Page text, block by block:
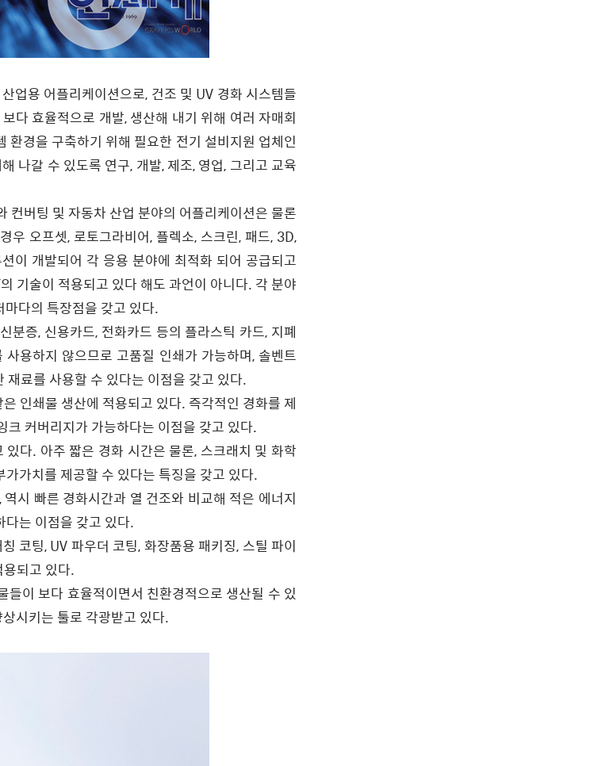
업용 어플리케이션으로, 건조 및 UV 경화 시스템들
다 효율적으로 개발, 생산해 내기 위해 여러 자매회
경을 구축하기 위해 필요한 전기 설비지원 업체인
나갈 수 있도록 연구, 개발, 제조, 영업, 그리고 교육
컨버팅 및 자동차 산업 분야의 어플리케이션은 물론
오프셋, 로토그라비어, 플렉소, 스크린, 패드, 3D,
이 개발되어 각 응용 분야에 최적화 되어 공급되고
기술이 적용되고 있다 해도 과언이 아니다. 각 분야
다의 특장점을 갖고 있다.
분증, 신용카드, 전화카드 등의 플라스틱 카드, 지폐
용하지 않으므로 고품질 인쇄가 가능하며, 솔벤트
료를 사용할 수 있다는 이점을 갖고 있다.
인쇄물 생산에 적용되고 있다. 즉각적인 경화를 제
크 커버리지가 가능하다는 이점을 갖고 있다.
다. 아주 짧은 경화 시간은 물론, 스크래치 및 화학
가치를 제공할 수 있다는 특징을 갖고 있다.
시 빠른 경화시간과 열 건조와 비교해 적은 에너지
는 이점을 갖고 있다.
코팅, UV 파우더 코팅, 화장품용 패키징, 스틸 파이
되고 있다.
이 보다 효율적이면서 친환경적으로 생산될 수 있
시키는 툴로 각광받고 있다.